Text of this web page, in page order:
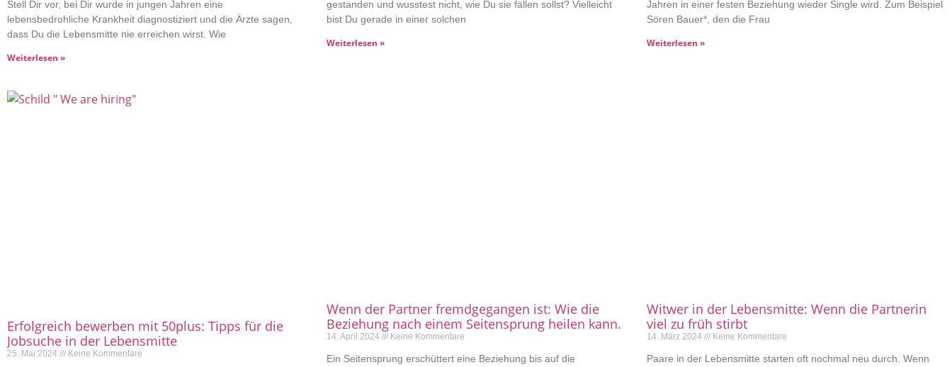
Stell Dir vor, bei Dir wurde in jungen Jahren eine
lebensbedrohliche Krankheit diagnostiziert und die Ärzte sagen,
dass Du die Lebensmitte nie erreichen wirst. Wie
Weiterlesen »
gestanden und wusstest nicht, wie Du sie fällen sollst? Vielleicht
bist Du gerade in einer solchen
Weiterlesen »
Jahren in einer festen Beziehung wieder Single wird. Zum Beispiel
Sören Bauer*, den die Frau
Weiterlesen »
Erfolgreich bewerben mit 50plus: Tipps für die
Jobsuche in der Lebensmitte
25. Mai 2024 Keine Kommentare
Wenn der Partner fremdgegangen ist: Wie die
Beziehung nach einem Seitensprung heilen kann.
14. April 2024 Keine Kommentare
Ein Seitensprung erschüttert eine Beziehung bis auf die
Witwer in der Lebensmitte: Wenn die Partnerin
viel zu früh stirbt
14. März 2024 Keine Kommentare
Paare in der Lebensmitte starten oft nochmal neu durch. Wenn